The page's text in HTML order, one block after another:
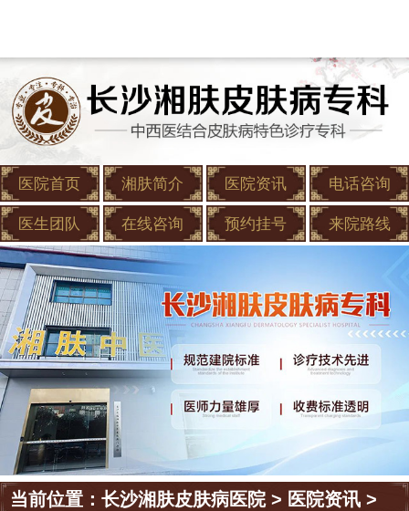
医院首页 湘肤简介 医院资讯 电话咨询
医生团队 在线咨询 预约挂号 来院路线
当前位置：长沙湘肤皮肤病医院> 医院资讯 >